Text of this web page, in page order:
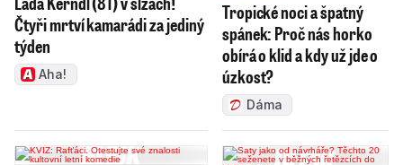
Čtyři mrtví kamarádi za jediný
týden
Aha!
Tropické noci a špatný
spánek: Proč nás horko
obírá o klid a kdy už jde o
úzkost?
Dáma